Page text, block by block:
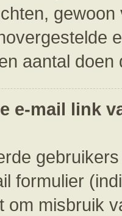
aantal doen
e-mail link
formulier
om misbruik